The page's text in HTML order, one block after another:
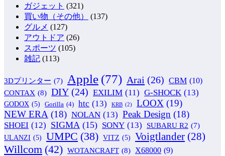
ガジェット (321)
買い物（その他）
(137)
グルメ (127)
アウトドア (26)
スポーツ (105)
雑記 (113)
3Dプリンター (7) Apple (77) Arai (26) CBM (10)
CONTAX (8) DIY (24) EXILIM (11) G-SHOCK (13)
GODOX (5) Gorilla (4) htc (13) KRB (2) LOOX (19)
NEW ERA (18) NOLAN (13) Peak Design (18)
SHOEI (12) SIGMA (15) SONY (13) SUBARU R2 (7)
ULANZI (5) UMPC (38) VITZ (5) Voigtlander (28)
Willcom (42) WOTANCRAFT (8) X68000 (9)